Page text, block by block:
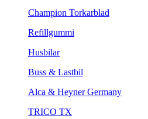
Champion Torkarblad
Refillgummi
Husbilar
Buss & Lastbil
Alca & Heyner Germany
TRICO TX